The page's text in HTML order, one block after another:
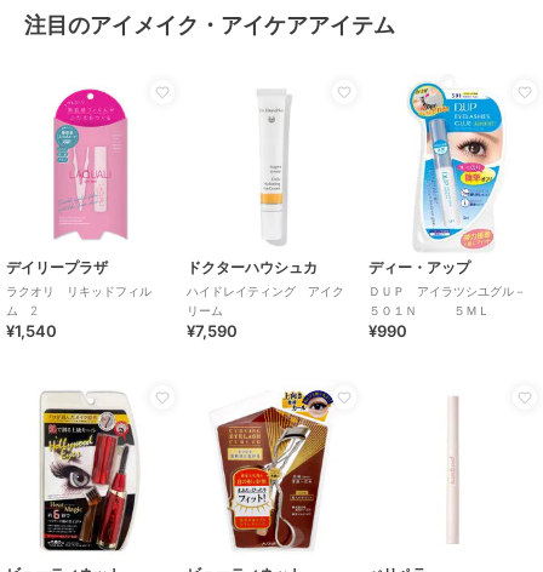
注目のアイメイク・アイケアアイテム
デイリープラザ
ラクオリ リキッドフィル
ム 2
¥1,540
ドクターハウシュカ
ハイドレイティング アイク
リーム
¥7,590
ディー・アップ
ＤＵＰ アイラツシユグル－
５０１Ｎ ５ＭＬ
¥990